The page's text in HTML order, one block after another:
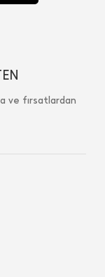
ve fırsatlardan